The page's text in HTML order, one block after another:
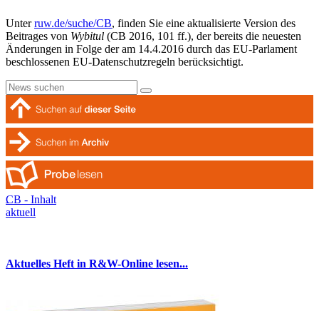
Unterruw.de/suche/CB, finden Sie eine aktualisierte Version des
Beitrages von Wybitul (CB 2016, 101 ff.), der bereits die neuesten
Änderungen in Folge der am 14.4.2016 durch das EU-Parlament
beschlossenen EU-Datenschutzregeln berücksichtigt.
CB - Inhalt
aktuell
Aktuelles Heft in R&W-Online lesen...